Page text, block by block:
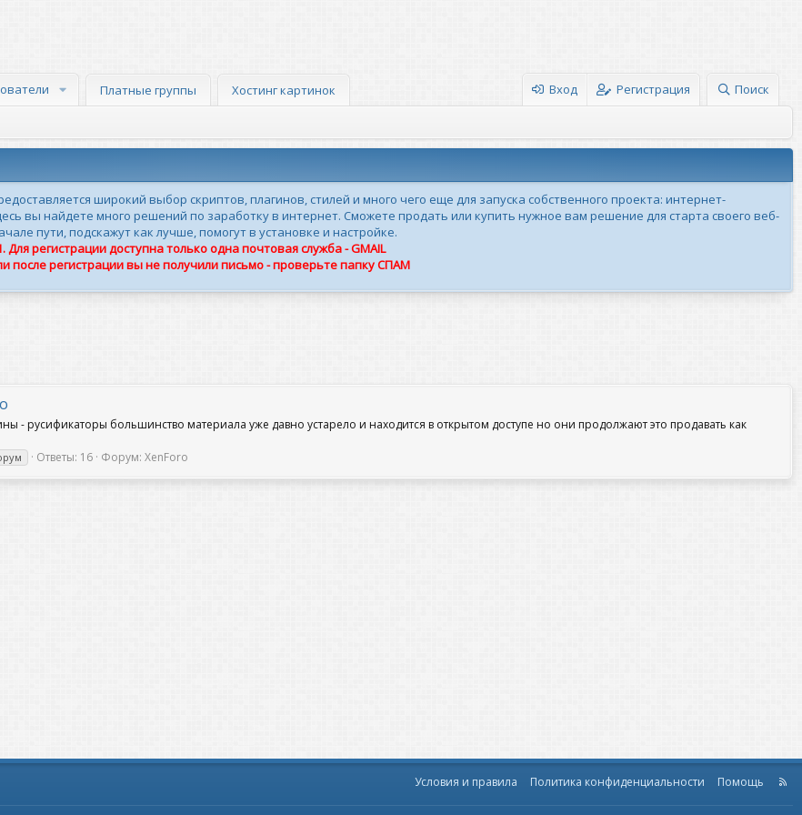
Платные группы Хостинг картинок Вход Регистрация Поиск
широкий выбор скриптов, плагинов, стилей и много чего еще для запуска собственного проекта: интернет-
вы найдете много решений по заработку в интернет. Сможете продать или купить нужное вам решение для старта своего веб-
пути, подскажут как лучше, помогут в установке и настройке.
Для регистрации доступна только одна почтовая служба - GMAIL
после регистрации вы не получили письмо - проверьте папку СПАМ
- русификаторы большинство материала уже давно устарело и находится в открытом доступе но они продолжают это продавать как
Ответы: 16 Форум: XenForo
Условия и правила Политика конфиденциальности Помощь
R